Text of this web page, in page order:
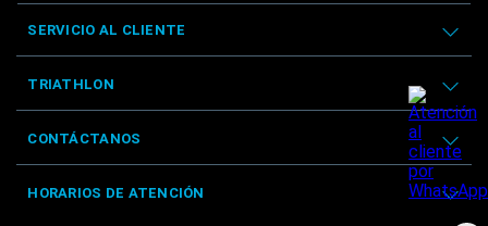
SERVICIO AL CLIENTE
TRIATHLON
CONTÁCTANOS
HORARIOS DE ATENCIÓN